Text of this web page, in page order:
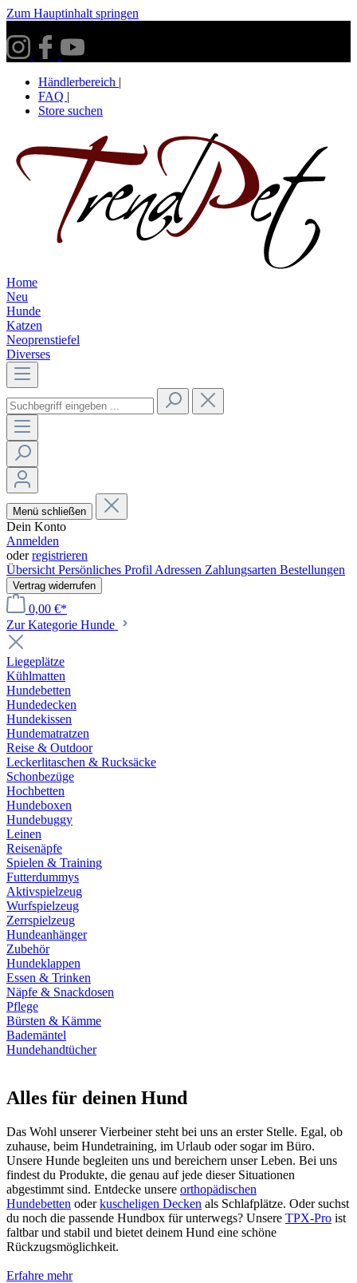
Zum Hauptinhalt springen
Händlerbereich |
FAQ |
Store suchen
Home
Neu
Hunde
Katzen
Neoprenstiefel
Diverses
Menü schließen
Dein Konto
Anmelden
oderregistrieren
Übersicht Persönliches Profil Adressen Zahlungsarten Bestellungen
Vertrag widerrufen
0,00 €*
Zur Kategorie Hunde
Liegeplätze
Kühlmatten
Hundebetten
Hundedecken
Hundekissen
Hundematratzen
Reise & Outdoor
Leckerlitaschen & Rucksäcke
Schonbezüge
Hochbetten
Hundeboxen
Hundebuggy
Leinen
Reisenäpfe
Spielen & Training
Futterdummys
Aktivspielzeug
Wurfspielzeug
Zerrspielzeug
Hundeanhänger
Zubehör
Hundeklappen
Essen & Trinken
Näpfe & Snackdosen
Pflege
Bürsten & Kämme
Bademäntel
Hundehandtücher
Alles für deinen Hund
Das Wohl unserer Vierbeiner steht bei uns an erster Stelle. Egal, ob
zuhause, beim Hundetraining, im Urlaub oder sogar im Büro.
Unsere Hunde begleiten uns und bereichern unser Leben. Bei uns
findest du Produkte, die genau auf jede dieser Situationen
abgestimmt sind. Entdecke unsere orthopädischen
Hundebetten oderkuscheligen Decken als Schlafplätze. Oder suchst
du noch die passende Hundbox für unterwegs? Unsere TPX-Pro ist
faltbar und stabil und bietet deinem Hund eine schöne
Rückzugsmöglichkeit.
Erfahre mehr